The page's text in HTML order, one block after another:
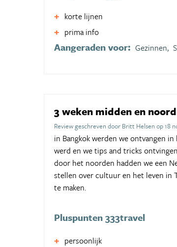
korte lijnen
prima info
Aangeraden voor: Gezinnen,
3 weken midden en
Review geschreven door Britt Helsen op 18
in Bangkok werden we ontvangen
werd en we tips and tricks
door het noorden hadden we een
stellen over cultuur en het leven in
te maken.
Pluspunten 333travel
persoonlijk